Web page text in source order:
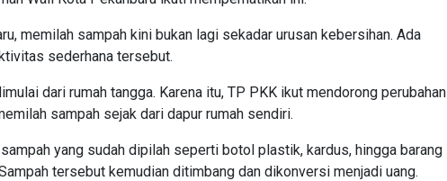
memilah sampah kini bukan lagi sekadar urusan kebersihan. Ada
sederhana tersebut.
dari rumah tangga. Karena itu, TP PKK ikut mendorong perubahan
sampah sejak dari dapur rumah sendiri.
yang sudah dipilah seperti botol plastik, kardus, hingga barang
tersebut kemudian ditimbang dan dikonversi menjadi uang.